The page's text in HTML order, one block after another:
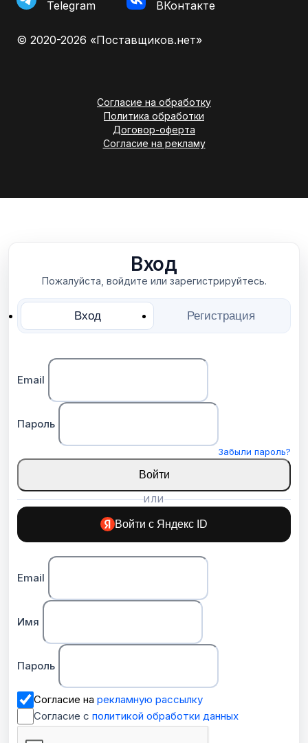
Telegram ВКонтакте
© 2020-2026 «Поставщиков.нет»
Согласие на обработку
Политика обработки
Договор-оферта
Согласие на рекламу
Вход
Пожалуйста, войдите или зарегистрируйтесь.
Вход Регистрация
Email
Пароль
Забыли пароль?
Войти
ИЛИ
Войти с Яндекс ID
Email
Имя
Пароль
Согласие на рекламную рассылку
Согласие с политикой обработки данных